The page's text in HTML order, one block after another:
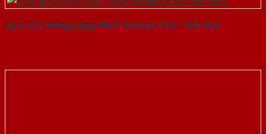
Cửa Gỗ Chống Cháy MDF Veneer P1G1 Sồi-SGD